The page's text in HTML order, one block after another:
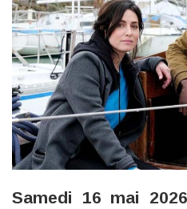
Samedi 16 mai